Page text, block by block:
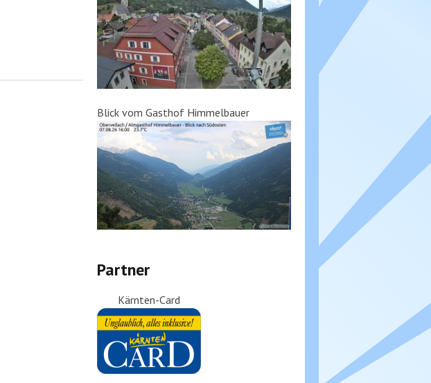
Blick vom Gasthof Himmelbauer
Partner
Kärnten-Card